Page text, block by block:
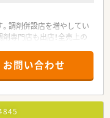
調剤併設店を増やしてい
専門店も出店！全売上の
ていく予定です。
客様・患者様とのコミュ
あたりの処方箋枚数は約
。
20代～60代と幅広い年
お問い合わせ